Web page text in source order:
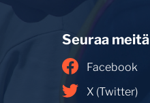
Seuraa meitä
Facebook
X (Twitter)